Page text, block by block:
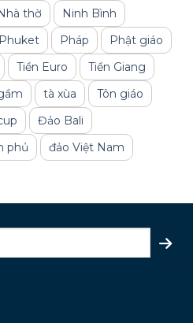
thờ
Ninh Bình
Phuket Pháp
Phật giáo
Tiền Euro
Tiền Giang
tà xùa
Tôn giáo
Đảo Bali
phủ đảo Việt Nam